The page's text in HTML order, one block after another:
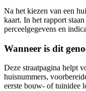
Na het kiezen van een
kaart. In het rapport
perceelgegevens en
Wanneer is dit
Deze straatpagina helpt
huisnummers,
eerste bouw- of tuinidee